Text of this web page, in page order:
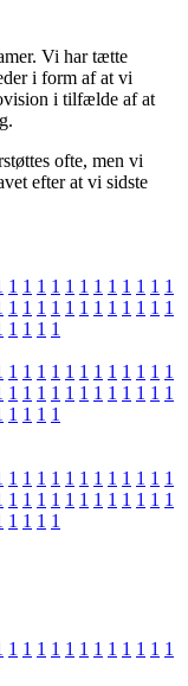
Vi har tætte
i form af at vi
i tilfælde af at
ofte, men vi
efter at vi sidste
1 1 1 1 1 1 1 1 1 1 1 1
1 1 1 1 1 1 1 1 1 1 1 1
1 1 1 1
1 1 1 1 1 1 1 1 1 1 1 1
1 1 1 1 1 1 1 1 1 1 1 1
1 1 1 1
1 1 1 1 1 1 1 1 1 1 1 1
1 1 1 1 1 1 1 1 1 1 1 1
1 1 1 1
1 1 1 1 1 1 1 1 1 1 1 1